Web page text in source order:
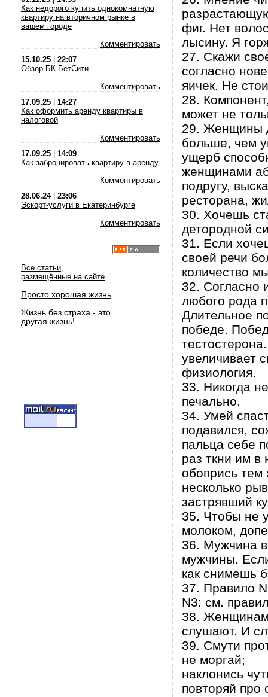
Как недорого купить однокомнатную
квартиру на вторичном рынке в
вашем городе
Комментировать
15.10.25
22:07
Обзор БК БетСити
Комментировать
17.09.25
14:27
Как оформить аренду квартиры в
налоговой
Комментировать
17.09.25
14:09
Как забронировать квартиру в аренду
Комментировать
28.06.24| 23:06
Эскорт-услуги в Екатеринбурге
Комментировать
Все статьи,
размещённые на сайте
Просто хорошая жизнь
Жизнь без страха - это
другая жизнь!
фиг. Нет
лысину. Я
27. Скажи
согласно
яичек. Не
28.
может не
29. Женщины
больше, чем
ущерб
женщинами
подругу,
ресторана,
30. Хочешь
детородной
31. Если
своей речи
количество
32. Согласно
любого рода
Длительное
победе.
увеличивает
физиология.
33. Никогда
печально.
34. Умей
подавился,
пальца себе
раз ткни им в
обопрись тем
несколько
застрявший
35. Чтобы не
молоком,
36. Мужчина
мужчины.
как снимешь
37. Правило
N3: см.
38. Женщинам
слушают. И
39. Смути
не моргай;
наклонись
повторяй